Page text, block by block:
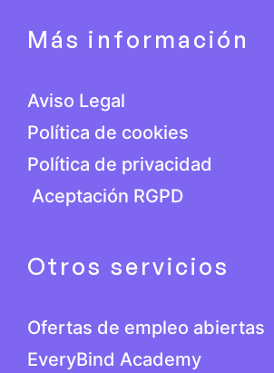
Más información
Aviso Legal
Política de cookies
Política de privacidad
Aceptación RGPD
Otros servicios
Ofertas de empleo abiertas
EveryBind Academy